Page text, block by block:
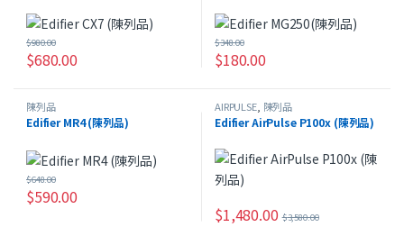
$680.00
$980.00
$180.00
$348.00
陳列品
Edifier MR4 (陳列品)
$590.00
$648.00
AIRPULSE, 陳列品
Edifier AirPulse P100x (陳列品)
$1,480.00 $3,580.00